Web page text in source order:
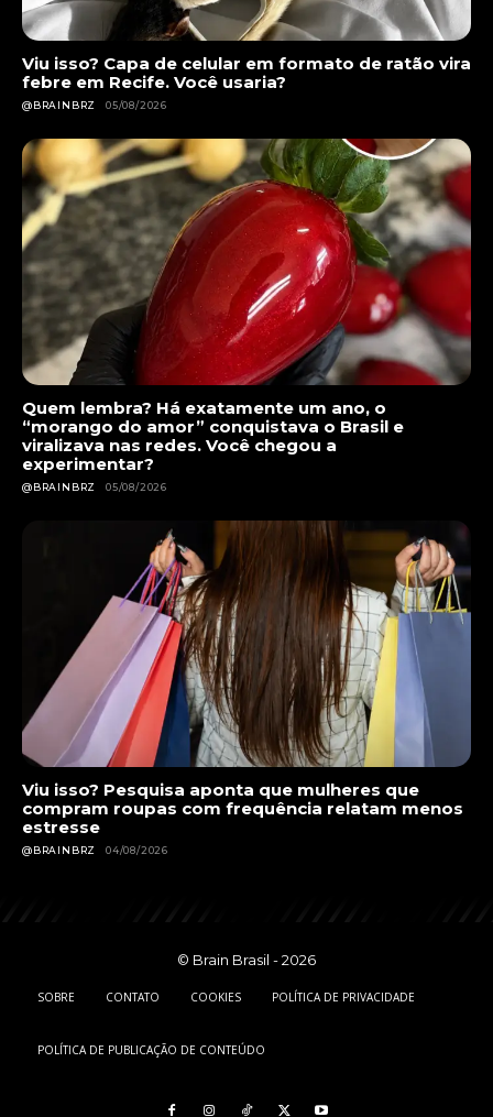
Viu isso? Capa de celular em formato de ratão vira
febre em Recife. Você usaria?
@BRAINBRZ 05/08/2026
Quem lembra? Há exatamente um ano, o
“morango do amor” conquistava o Brasil e
viralizava nas redes. Você chegou a
experimentar?
@BRAINBRZ 05/08/2026
Viu isso? Pesquisa aponta que mulheres que
compram roupas com frequência relatam menos
estresse
@BRAINBRZ 04/08/2026
© Brain Brasil - 2026
SOBRE CONTATO COOKIES POLÍTICA DE PRIVACIDADE
POLÍTICA DE PUBLICAÇÃO DE CONTEÚDO